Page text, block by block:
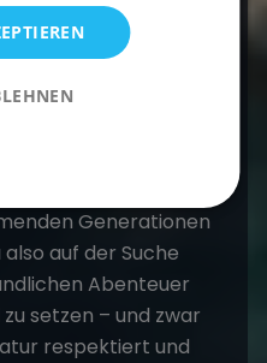
als nur ein Trend –
die jeder von uns
du bewusst reist,
hinterlässt du
Generationen
auf der Suche
Abenteuer
setzen – und zwar
respektiert und